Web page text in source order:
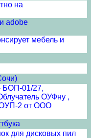
на
adobe
мебель и
БОП-01/27,
ОУФну ,
ОУП-2 от ООО
для дисковых пил